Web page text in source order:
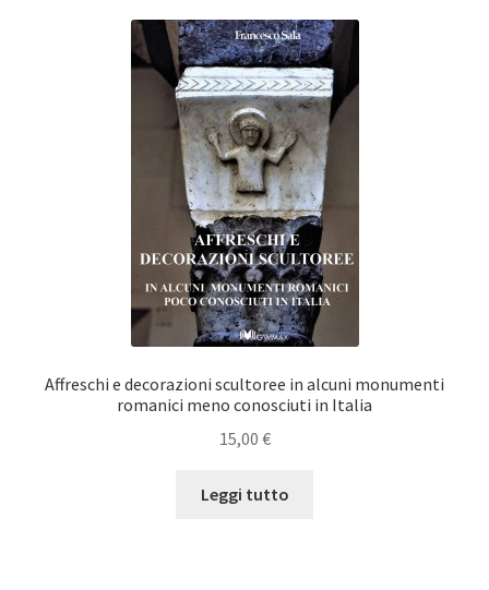
Affreschi e decorazioni scultoree in alcuni monumenti
romanici meno conosciuti in Italia
15,00 €
Leggi tutto